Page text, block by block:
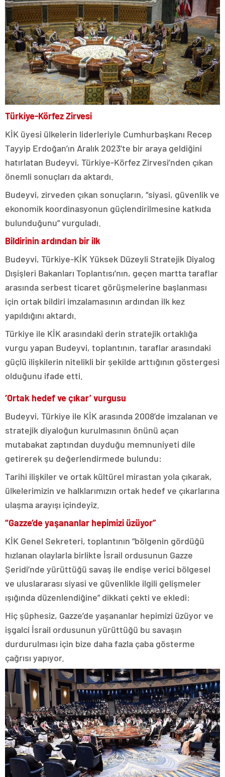
Türkiye-Körfez Zirvesi
KİK üyesi ülkelerin liderleriyle Cumhurbaşkanı Recep
Tayyip Erdoğan’ın Aralık 2023’te bir araya geldiğini
hatırlatan Budeyvi, Türkiye-Körfez Zirvesi’nden çıkan
önemli sonuçları da aktardı.
Budeyvi, zirveden çıkan sonuçların, “siyasi, güvenlik ve
ekonomik koordinasyonun güçlendirilmesine katkıda
bulunduğunu” vurguladı.
Bildirinin ardından bir ilk
Budeyvi, Türkiye-KİK Yüksek Düzeyli Stratejik Diyalog
Dışişleri Bakanları Toplantısı’nın, geçen martta taraflar
arasında serbest ticaret görüşmelerine başlanması
için ortak bildiri imzalamasının ardından ilk kez
yapıldığını aktardı.
Türkiye ile KİK arasındaki derin stratejik ortaklığa
vurgu yapan Budeyvi, toplantının, taraflar arasındaki
güçlü ilişkilerin nitelikli bir şekilde arttığının göstergesi
olduğunu ifade etti.
‘Ortak hedef ve çıkar’ vurgusu
Budeyvi, Türkiye ile KİK arasında 2008’de imzalanan ve
stratejik diyaloğun kurulmasının önünü açan
mutabakat zaptından duyduğu memnuniyeti dile
getirerek şu değerlendirmede bulundu:
Tarihi ilişkiler ve ortak kültürel mirastan yola çıkarak,
ülkelerimizin ve halklarımızın ortak hedef ve çıkarlarına
ulaşma arayışı içindeyiz.
“Gazze’de yaşananlar hepimizi üzüyor”
KİK Genel Sekreteri, toplantının “bölgenin gördüğü
hızlanan olaylarla birlikte İsrail ordusunun Gazze
Şeridi’nde yürüttüğü savaş ile endişe verici bölgesel
ve uluslararası siyasi ve güvenlikle ilgili gelişmeler
ışığında düzenlendiğine” dikkati çekti ve ekledi:
Hiç şüphesiz, Gazze’de yaşananlar hepimizi üzüyor ve
işgalci İsrail ordusunun yürüttüğü bu savaşın
durdurulması için bize daha fazla çaba gösterme
çağrısı yapıyor.